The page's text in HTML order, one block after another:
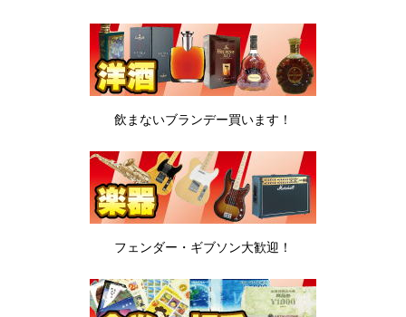
飲まないブランデー買います！
フェンダー・ギブソン大歓迎！